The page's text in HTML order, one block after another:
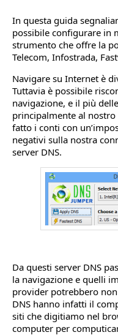
In questa guida
possibile configurare in
strumento che offre la
Telecom, Infostrada,
Navigare su Internet è
Tuttavia è possibile
navigazione, e il più
principalmente al
fatto i conti con
negativi sulla nostra
server DNS.
Da questi server DNS
la navigazione e quelli
provider potrebbero
DNS hanno infatti il
siti che digitiamo nel
computer per